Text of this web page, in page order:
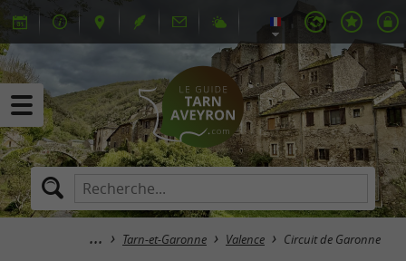
Tarn-et-Garonne Valence Circuit de Garonne